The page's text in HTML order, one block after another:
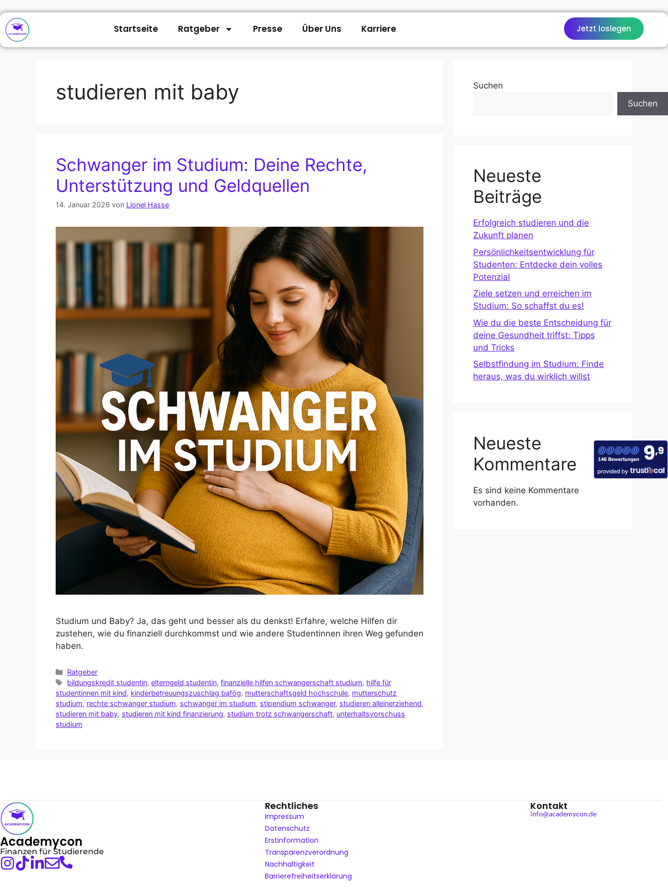
Startseite Ratgeber Presse Über Uns Karriere Jetzt loslegen
studieren mit baby
Schwanger im Studium: Deine Rechte,
Unterstützung und Geldquellen
14. Januar 2026 von Lionel Hasse
Studium und Baby? Ja, das geht und besser als du denkst! Erfahre, welche Hilfen dir
zustehen, wie du finanziell durchkommst und wie andere Studentinnen ihren Weg gefunden
haben.
Ratgeber
bildungskredit studentin,elterngeld studentin,finanzielle hilfen schwangerschaft studium, hilfe für
studentinnen mit kind, kinderbetreuungszuschlag bafög, mutterschaftsgeld hochschule, mutterschutz
studium, rechte schwanger studium, schwanger im studium, stipendium schwanger, studieren alleinerziehend,
studieren mit baby, studieren mit kind finanzierung, studium trotz schwangerschaft, unterhaltsvorschuss
studium
Suchen
Suchen
Neueste
Beiträge
Erfolgreich studieren und die
Zukunft planen
Persönlichkeitsentwicklung für
Studenten: Entdecke dein volles
Potenzial
Ziele setzen und erreichen im
Studium: So schaffst du es!
Wie du die beste Entscheidung für
deine Gesundheit triffst: Tipps
und Tricks
Selbstfindung im Studium: Finde
heraus, was du wirklich willst
Neueste
Kommentare
Es sind keine Kommentare
vorhanden.
Academycon
Finanzen für Studierende
Rechtliches
Impressum
Datenschutz
Erstinformation
Transparenzverordnung
Nachhaltigkeit
Barrierefreiheitserklärung
Kontakt
info@academycon.de